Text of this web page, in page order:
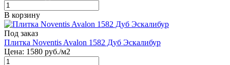
В корзину
Под заказ
Плитка Noventis Avalon 1582 Дуб Эскалибур
Цена: 1580 руб./м2